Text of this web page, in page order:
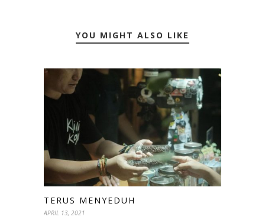
YOU MIGHT ALSO LIKE
TERUS MENYEDUH
APRIL 13, 2021